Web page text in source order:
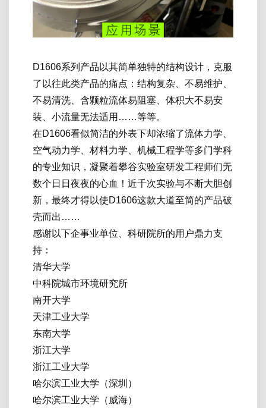
D1606系列产品以其简单独特的结构设计，克服
了以往此类产品的痛点：结构复杂、不易维护、
不易清洗、含颗粒流体易阻塞、体积大不易安
装、小流量无法适用……等等。
在D1606看似简洁的外表下却浓缩了流体力学、
空气动力学、材料力学、机械工程学等多门学科
的专业知识，凝聚着攀谷实验室研发工程师们无
数个日日夜夜的心血！近千次实验与不断大胆创
新，最终才得以使D1606这款大道至简的产品破
壳而出……
感谢以下企事业单位、科研院所的用户鼎力支
持：
清华大学
中科院城市环境研究所
南开大学
天津工业大学
东南大学
浙江大学
浙江工业大学
哈尔滨工业大学（深圳）
哈尔滨工业大学（威海）